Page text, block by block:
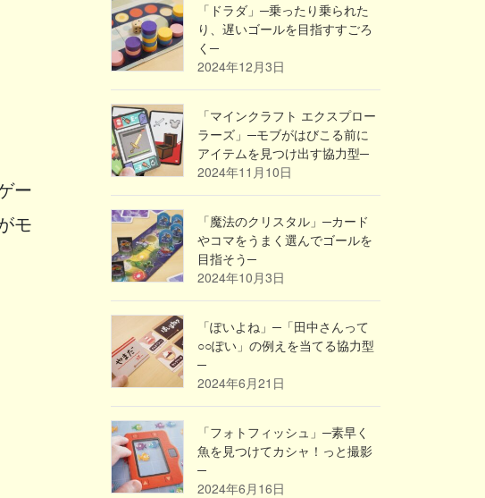
ー
モ
「ドラダ」─乗ったり乗られた
り、遅いゴールを目指すすごろ
く─
2024年12月3日
「マインクラフト エクスプロー
ラーズ」─モブがはびこる前に
アイテムを見つけ出す協力型─
2024年11月10日
「魔法のクリスタル」─カード
やコマをうまく選んでゴールを
目指そう─
2024年10月3日
「ぽいよね」─「田中さんって
○○ぽい」の例えを当てる協力型
─
2024年6月21日
「フォトフィッシュ」─素早く
魚を見つけてカシャ！っと撮影
─
2024年6月16日